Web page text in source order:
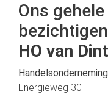
Ons
HO van
Energieweg 30